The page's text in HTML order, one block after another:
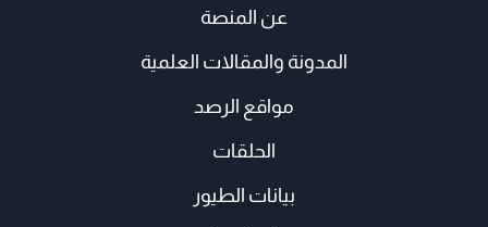
عن المنصة
المدونة والمقالات العلمية
مواقع الرصد
الحلقات
بيانات الطيور